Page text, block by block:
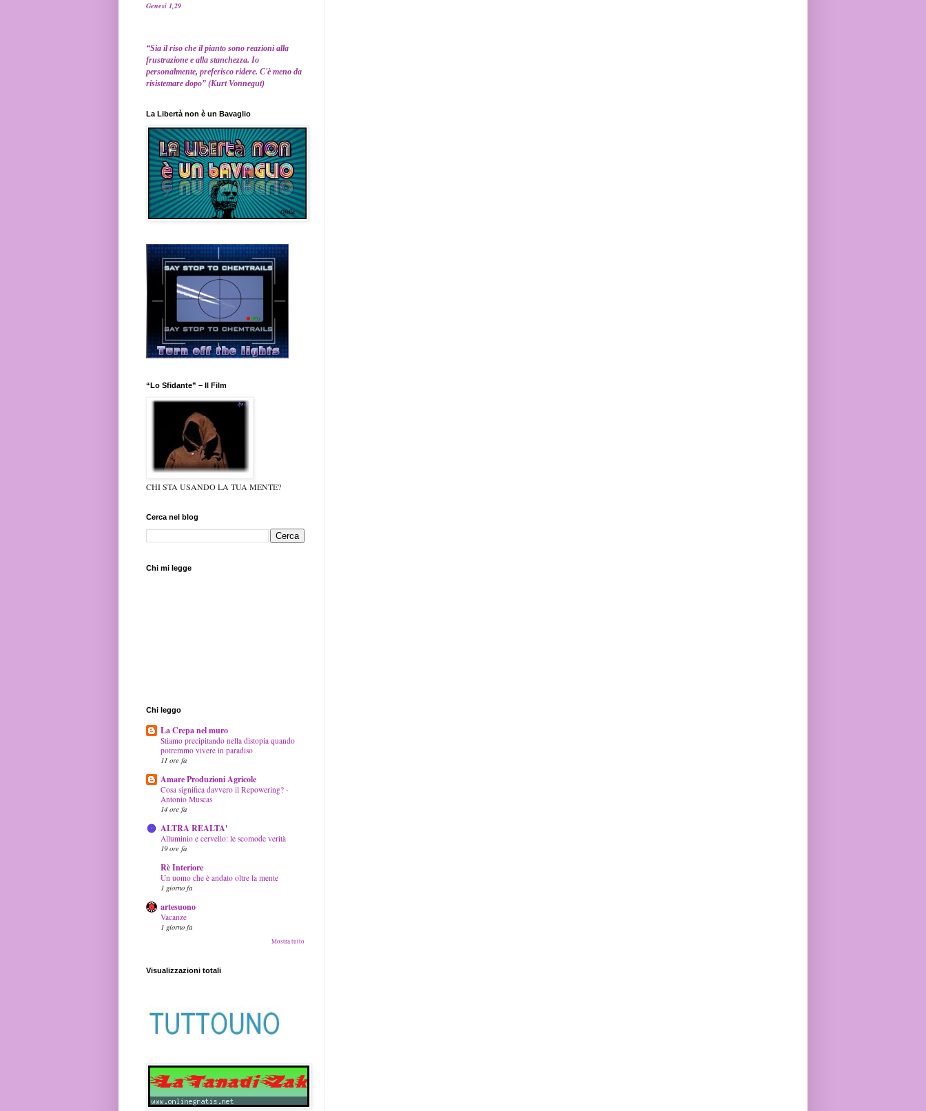
Genesi 1,29
“Sia il riso che il pianto sono reazioni alla
frustrazione e alla stanchezza. Io
personalmente, preferisco ridere. C'è meno da
risistemare dopo” (Kurt Vonnegut)
La Libertà non è un Bavaglio
“Lo Sfidante” – Il Film
CHI STA USANDO LA TUA MENTE?
Cerca nel blog
Chi mi legge
Chi leggo
La Crepa nel muro
Stiamo precipitando nella distopia quando
potremmo vivere in paradiso
11 ore fa
Amare Produzioni Agricole
Cosa significa davvero il Repowering? -
Antonio Muscas
14 ore fa
ALTRA REALTA'
Alluminio e cervello: le scomode verità
19 ore fa
Rè Interiore
Un uomo che è andato oltre la mente
1 giorno fa
artesuono
Vacanze
1 giorno fa
Mostra tutto
Visualizzazioni totali